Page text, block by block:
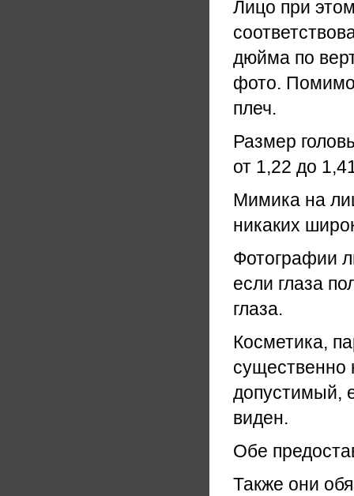
Лицо при
дюйма по
фото. Помимо
плеч.
Размер
от 1,22 до
Мимика на
никаких
Фотографии
если глаза
глаза.
Косметика,
существенно
допустимый,
виден.
Обе
Также они